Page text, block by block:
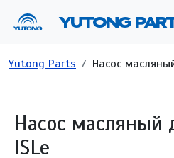
YUTONG
Строка навигации
Yutong Parts Насос
Насос масляный
ISLe